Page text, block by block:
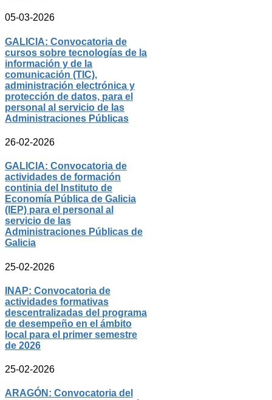
05-03-2026
GALICIA: Convocatoria de
cursos sobre tecnologías de la
información y de la
comunicación (TIC),
administración electrónica y
protección de datos, para el
personal al servicio de las
Administraciones Públicas
26-02-2026
GALICIA: Convocatoria de
actividades de formación
continia del Instituto de
Economía Pública de Galicia
(IEP) para el personal al
servicio de las
Administraciones Públicas de
Galicia
25-02-2026
INAP: Convocatoria de
actividades formativas
descentralizadas del programa
de desempeño en el ámbito
local para el primer semestre
de 2026
25-02-2026
ARAGÓN: Convocatoria del